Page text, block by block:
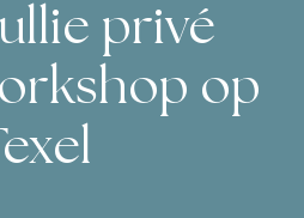
privé
op